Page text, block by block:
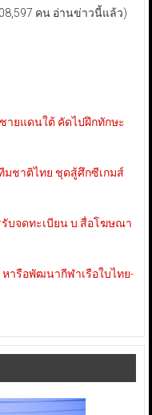
คน อ่านข่าวนี้แล้ว)
ายแดนใต้ คัดไปฝึกทักษะ
มชาติไทย ชุดสู้ศึกซีเกมส์
รับจดทะเบียน บ.สื่อโฆษณา
หารือพัฒนากีฬาเรือใบไทย-